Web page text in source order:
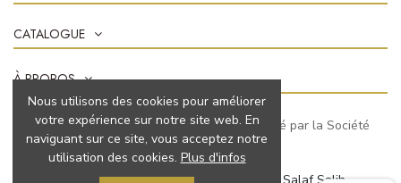
CATALOGUE
À PROPOS
Marchand approuvé par la Société
des Avis Garantis, cliquez ici pour vérifier.
© 2022 Tous droits réservés à Librairie Salaf Salih
Nous utilisons des cookies pour améliorer
votre expérience sur notre site web. En
naviguant sur ce site, vous acceptez notre
utilisation des cookies. Plus d'infos